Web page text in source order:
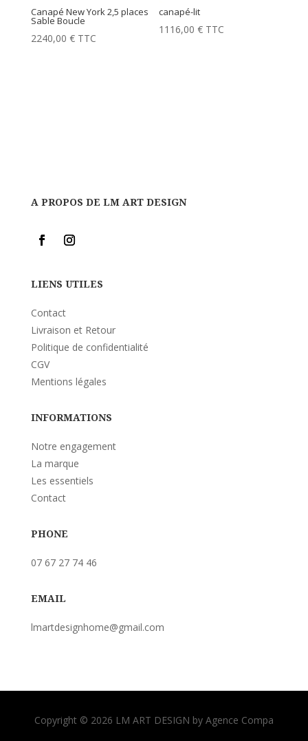
Canapé New York 2,5 places
Sable Boucle
2240,00 € TTC
canapé-lit
1116,00€ TTC
A PROPOS DE LM ART DESIGN
LIENS UTILES
Contact
Livraison et Retour
Politique de confidentialité
CGV
Mentions légales
INFORMATIONS
Notre engagement
La marque
Les essentiels
Contact
PHONE
07 67 27 74 46
EMAIL
lmartdesignhome@gmail.com
Copyright © 2026 LM ART DESIGN by Agence Compa